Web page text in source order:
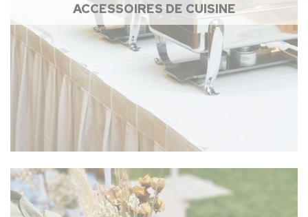
ACCESSOIRES DE CUISINE